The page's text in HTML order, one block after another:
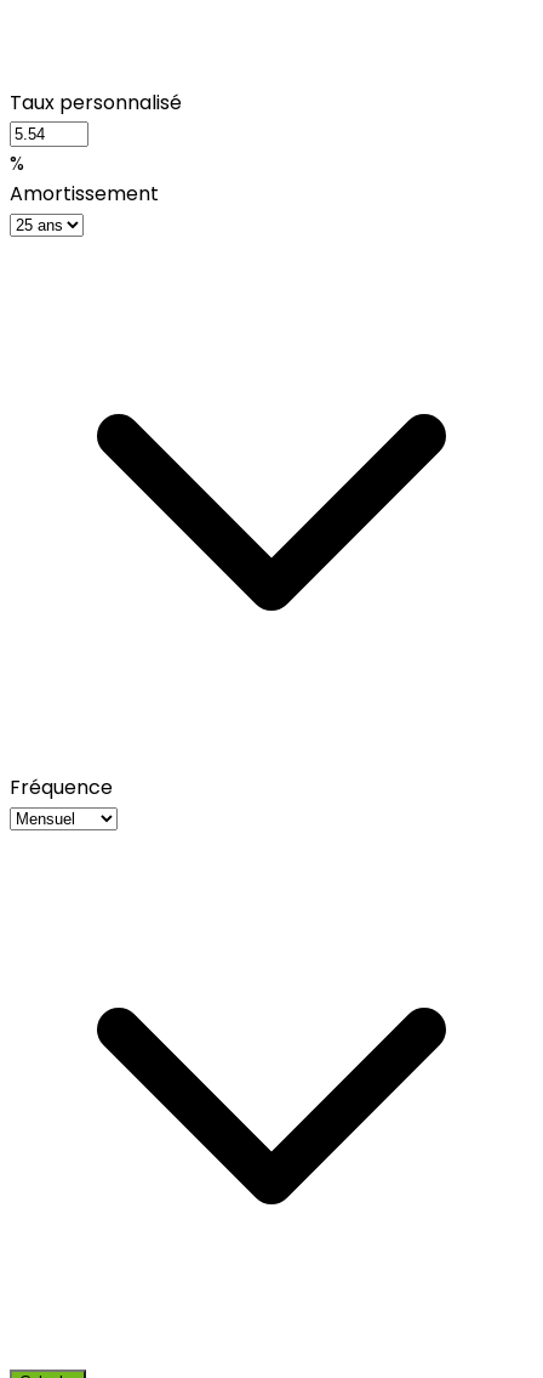
Taux personnalisé
%
Amortissement
Fréquence